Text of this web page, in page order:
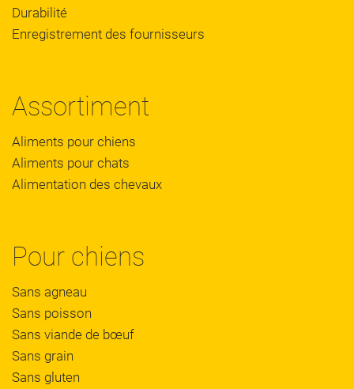
Durabilité
Enregistrement des fournisseurs
Assortiment
Aliments pour chiens
Aliments pour chats
Alimentation des chevaux
Pour chiens
Sans agneau
Sans poisson
Sans viande de bœuf
Sans grain
Sans gluten